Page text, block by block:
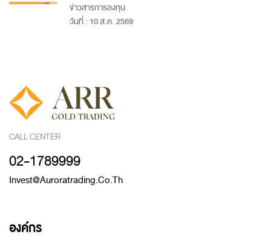
ข่าวสารการลงทุน
วันที่ : 10 ส.ค. 2569
CALL CENTER
02-1789999
Invest@auroratrading.co.th
องค์กร